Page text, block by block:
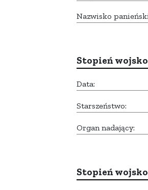
Nazwisko
Stopień
Data:
Starszeństwo:
Organ nadający:
Stopień